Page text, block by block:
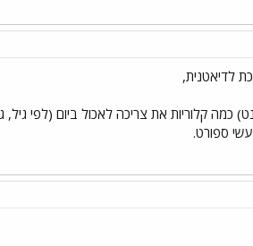
כמה קלוריות את צריכה לאכול ביום (לפי